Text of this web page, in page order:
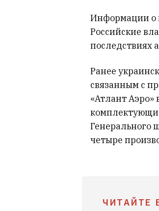
Информации о
Российские
последствиях
Ранее
связанным с
«Атлант Аэро»
Генерального
четыре
ЧИТАЙТЕ